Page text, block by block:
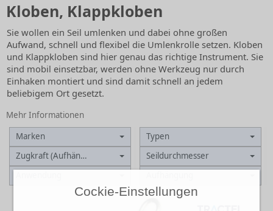
Cockie-Einstellungen
Kloben, Klappkloben
Sie wollen ein Seil umlenken und dabei ohne großen
Aufwand, schnell und flexibel die Umlenkrolle setzen. Kloben
und Klappkloben sind hier genau das richtige Instrument. Sie
sind mobil einsetzbar, werden ohne Werkzeug nur durch
Einhaken montiert und sind damit schnell an jedem
beliebigem Ort gesetzt.
Mehr Informationen
Marken
Typen
Zugkraft (Aufhängung)
Seildurchmesser